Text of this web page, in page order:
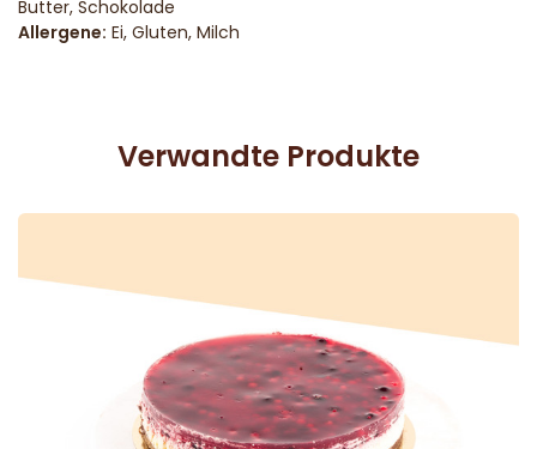
Butter, Schokolade
Allergene: Ei, Gluten, Milch
Verwandte Produkte